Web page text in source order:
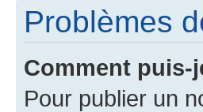
Problèmes
Comment puis-
Pour publier un